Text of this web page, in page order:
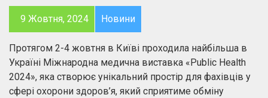
9 Жовтня, 2024 Новини
Протягом 2-4 жовтня в Київі проходила найбільша в
Україні Міжнародна медична виставка «Public Health
2024», яка створює унікальний простір для фахівців у
сфері охорони здоров’я, який сприятиме обміну